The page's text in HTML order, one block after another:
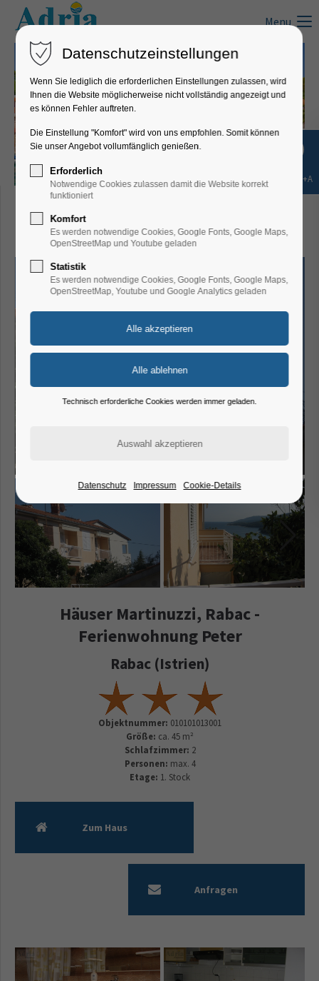
Menu
Häuser Martinuzzi, Rabac
- Ferienwohnung Peter
Häuser Martinuzzi, Rabac -
Ferienwohnung Peter
Rabac (Istrien)
Objektnummer: 010101013001
Größe: ca. 45 m²
Schlafzimmer: 2
Personen: max. 4
Etage: 1. Stock
Zum Haus
Anfragen
Datenschutzeinstellungen
Wenn Sie lediglich die erforderlichen Einstellungen zulassen, wird
Ihnen die Website möglicherweise nicht vollständig angezeigt und
es können Fehler auftreten.
Die Einstellung "Komfort" wird von uns empfohlen. Somit können
Sie unser Angebot vollumfänglich genießen.
Erforderlich
Notwendige Cookies zulassen damit die Website korrekt
funktioniert
Komfort
Es werden notwendige Cookies, Google Fonts, Google Maps,
OpenStreetMap und Youtube geladen
Statistik
Es werden notwendige Cookies, Google Fonts, Google Maps,
OpenStreetMap, Youtube und Google Analytics geladen
Technisch erforderliche Cookies werden immer geladen.
Datenschutz Impressum Cookie-Details
Shift+Alt+A